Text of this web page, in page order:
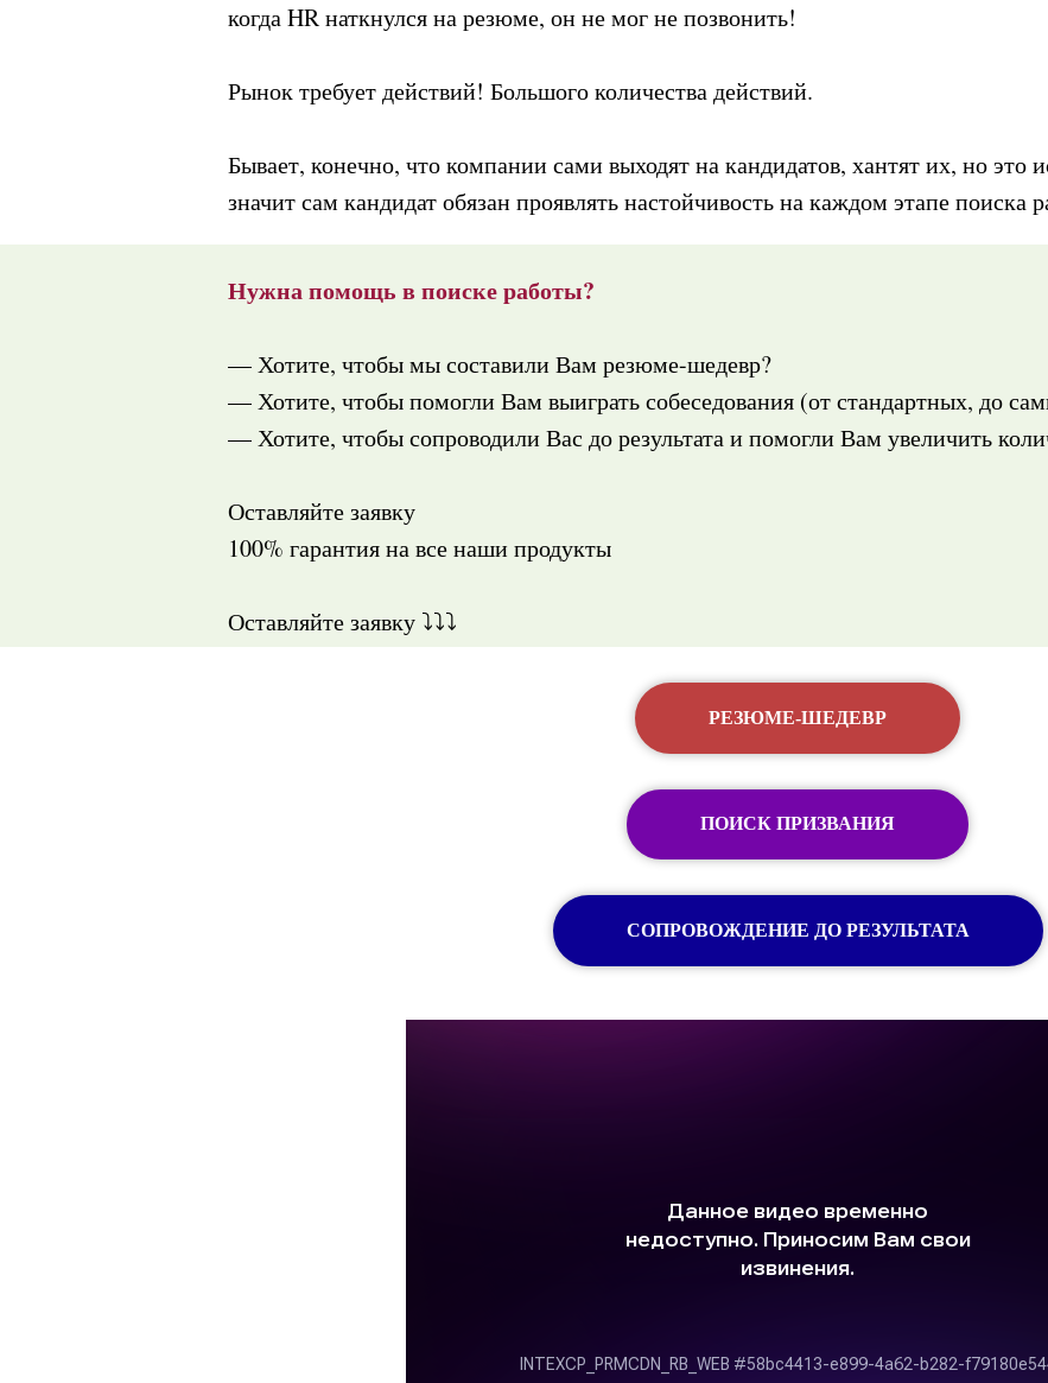
когда HR наткнулся на резюме, он не мог не позвонить!
Рынок требует действий! Большого количества действий.
Бывает, конечно, что компании сами выходят на кандидатов, хантят их, но
значит сам кандидат обязан проявлять настойчивость на каждом этапе поиска
Нужна помощь в поиске работы?
— Хотите, чтобы мы составили Вам резюме-шедевр?
— Хотите, чтобы помогли Вам выиграть собеседования (от стандартных, до
— Хотите, чтобы сопроводили Вас до результата и помогли Вам увеличить
Оставляйте заявку
100% гарантия на все наши продукты
Оставляйте заявку ⤵️⤵️⤵️
РЕЗЮМЕ-ШЕДЕВР
ПОИСК ПРИЗВАНИЯ
СОПРОВОЖДЕНИЕ ДО РЕЗУЛЬТАТА